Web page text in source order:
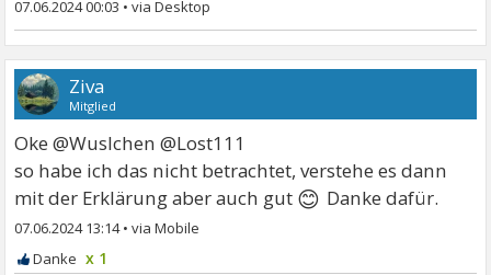
07.06.2024 00:03 •
Ziva
Mitglied
Oke @Wuslchen @Lost111
so habe ich das nicht betrachtet, verstehe es dann
mit der Erklärung aber auch gut 😊 Danke dafür.
07.06.2024 13:14•
x 1